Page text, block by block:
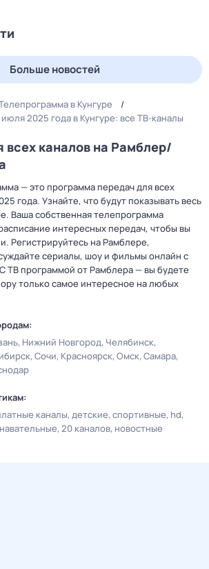
Больше новостей
в Кунгуре
2025 года в Кунгуре: все ТВ-каналы
всех каналов на Рамблер/
— это программа передач для всех
года. Узнайте, что будут показывать весь
Ваша собственная телепрограмма
интересных передач, чтобы вы
Регистрируйтесь на Рамблере,
сериалы, шоу и фильмы онлайн с
ТВ программой от Рамблера — вы будете
только самое интересное на любых
Нижний Новгород Челябинск
Сочи Красноярск Омск Самара
каналы детские спортивные hd
20 каналов новостные